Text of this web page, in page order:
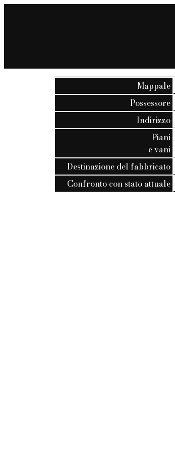
Mappale
Possessore
Indirizzo
Piani
e vani
Destinazione del fabbricato
Confronto con stato attuale